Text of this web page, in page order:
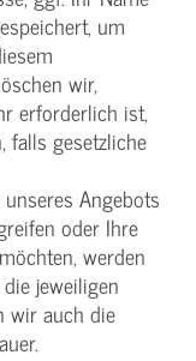
um
wir,
erforderlich ist,
falls gesetzliche
Angebots
oder Ihre
werden
jeweiligen
wir auch die